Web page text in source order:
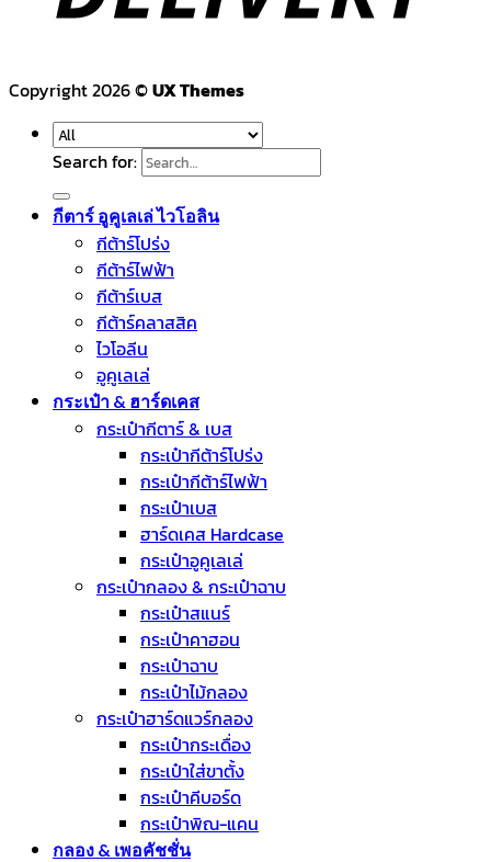
Copyright 2026 ©UX Themes
Search for:
กีตาร์ อูคูเลเล่ ไวโอลิน
กีต้าร์โปร่ง
กีต้าร์ไฟฟ้า
กีต้าร์เบส
กีต้าร์คลาสสิค
ไวโอลีน
อูคูเลเล่
กระเป๋า & ฮาร์ดเคส
กระเป๋ากีตาร์ & เบส
กระเป๋ากีต้าร์โปร่ง
กระเป๋ากีต้าร์ไฟฟ้า
กระเป๋าเบส
ฮาร์ดเคส Hardcase
กระเป๋าอูคูเลเล่
กระเป๋ากลอง & กระเป๋าฉาบ
กระเป๋าสแนร์
กระเป๋าคาฮอน
กระเป๋าฉาบ
กระเป๋าไม้กลอง
กระเป๋าฮาร์ดแวร์กลอง
กระเป๋ากระเดื่อง
กระเป๋าใส่ขาตั้ง
กระเป๋าคีบอร์ด
กระเป๋าพิณ-แคน
กลอง & เพอคัชชั่น